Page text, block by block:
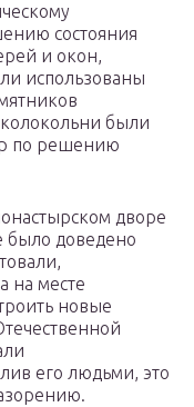
состояния
и окон,
использованы
были
по решению
дворе
было доведено
на месте
новые
его людьми, это